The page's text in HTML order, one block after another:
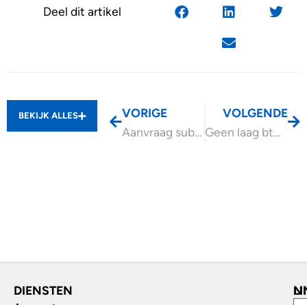
Deel dit artikel
BEKIJK ALLES
VORIGE
Aanvraag subsidie praktijkleren weer mogelijk
VOLGENDE
Geen laag btw-tarief hammam- en rassoulrituelen in sauna
DIENSTEN